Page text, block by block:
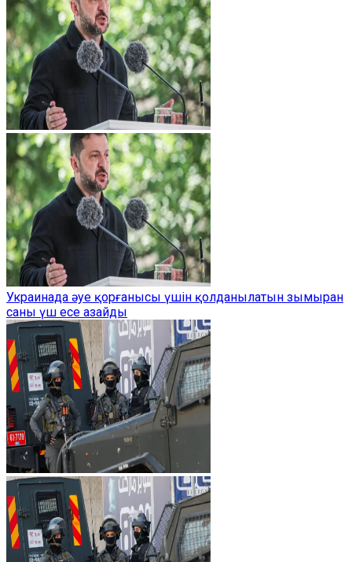
Украинада әуе қорғанысы үшін қолданылатын зымыран
саны үш есе азайды